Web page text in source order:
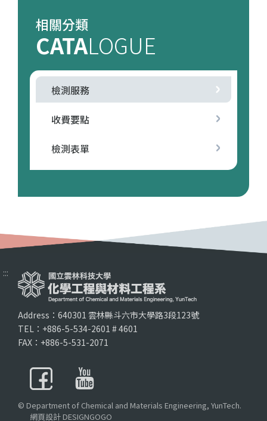
相關分類
CATALOGUE
檢測服務
收費要點
檢測表單
:::
Address：640301 雲林縣斗六市大學路3段123號
TEL：+886-5-534-2601 # 4601
FAX：+886-5-531-2071
© Department of Chemical and Materials Engineering, YunTech.
網頁設計 DESIGNGOGO